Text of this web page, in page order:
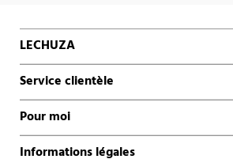
LECHUZA
Service clientèle
Pour moi
Informations légales